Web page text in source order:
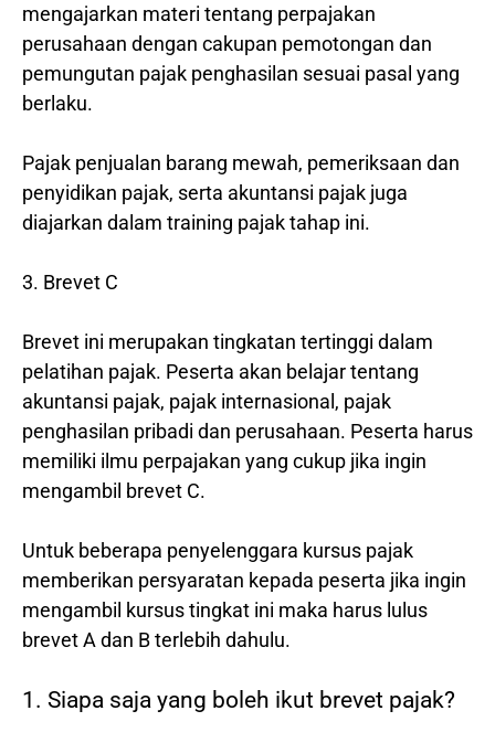
mengajarkan materi tentang perpajakan
perusahaan dengan cakupan pemotongan dan
pemungutan pajak penghasilan sesuai pasal yang
berlaku.
Pajak penjualan barang mewah, pemeriksaan dan
penyidikan pajak, serta akuntansi pajak juga
diajarkan dalam training pajak tahap ini.
3. Brevet C
Brevet ini merupakan tingkatan tertinggi dalam
pelatihan pajak. Peserta akan belajar tentang
akuntansi pajak, pajak internasional, pajak
penghasilan pribadi dan perusahaan. Peserta harus
memiliki ilmu perpajakan yang cukup jika ingin
mengambil brevet C.
Untuk beberapa penyelenggara kursus pajak
memberikan persyaratan kepada peserta jika ingin
mengambil kursus tingkat ini maka harus lulus
brevet A dan B terlebih dahulu.
1. Siapa saja yang boleh ikut brevet pajak?